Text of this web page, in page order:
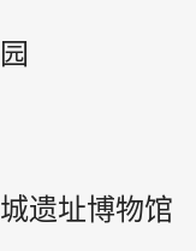
遗址博物馆